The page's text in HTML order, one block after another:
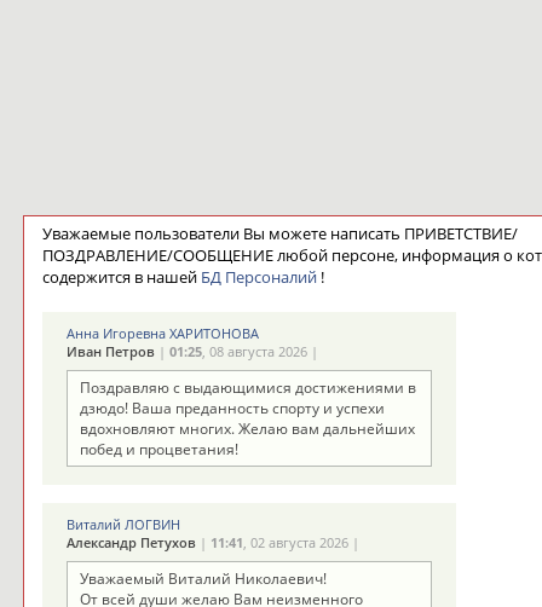
Уважаемые пользователи Вы можете написать ПРИВЕТСТВИЕ/
ПОЗДРАВЛЕНИЕ/СООБЩЕНИЕ любой персоне, информация о
содержится в нашей БД Персоналий!
Анна Игоревна ХАРИТОНОВА
Иван Петров| 01:25, 08 августа 2026 |
Поздравляю с выдающимися достижениями в
дзюдо! Ваша преданность спорту и успехи
вдохновляют многих. Желаю вам дальнейших
побед и процветания!
Виталий ЛОГВИН
Александр Петухов| 11:41, 02 августа 2026 |
Уважаемый Виталий Николаевич!
От всей души желаю Вам неизменного